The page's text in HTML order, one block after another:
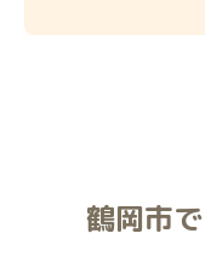
鶴岡市で